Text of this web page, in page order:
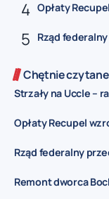
Opłaty
Rząd
Chętnie
Strzały na Uccle –
Opłaty Recupel
Rząd federalny
Remont dworca